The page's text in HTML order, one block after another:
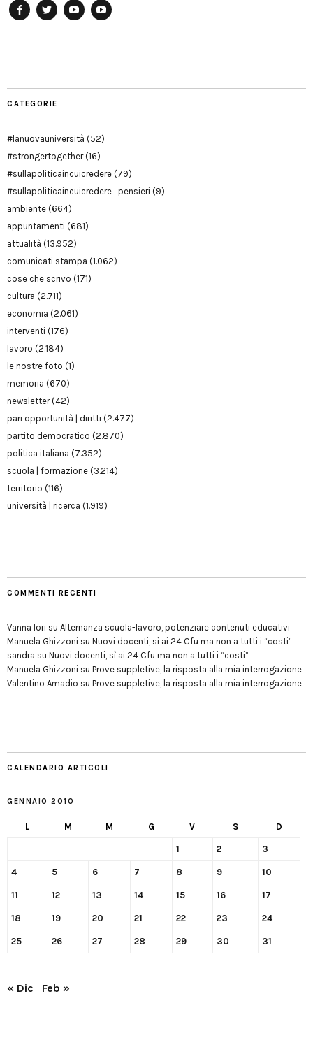
CATEGORIE
#lanuovauniversità (52)
#strongertogether(16)
#sullapoliticaincuicredere (79)
#sullapoliticaincuicredere_pensieri (9)
ambiente (664)
appuntamenti (681)
attualità (13.952)
comunicati stampa (1.062)
cose che scrivo (171)
cultura (2.711)
economia (2.061)
interventi (176)
lavoro (2.184)
le nostre foto (1)
memoria (670)
newsletter(42)
pari opportunità | diritti (2.477)
partito democratico (2.870)
politica italiana (7.352)
scuola | formazione (3.214)
territorio (116)
università | ricerca (1.919)
COMMENTI RECENTI
Vanna Iori su Alternanza scuola-lavoro, potenziare contenuti educativi
Manuela Ghizzoni su Nuovi docenti, sì ai 24 Cfu ma non a tutti i “costi”
sandra su Nuovi docenti, sì ai 24 Cfu ma non a tutti i “costi”
Manuela Ghizzoni su Prove suppletive, la risposta alla mia interrogazione
Valentino Amadio su Prove suppletive, la risposta alla mia interrogazione
CALENDARIO ARTICOLI
GENNAIO 2010
L M M G V S D
1 2 3
4 5 6 7 8 9 10
11 12 13 14 15 16 17
18 19 20 21 22 23 24
25 26 27 28 29 30 31
« Dic Feb »